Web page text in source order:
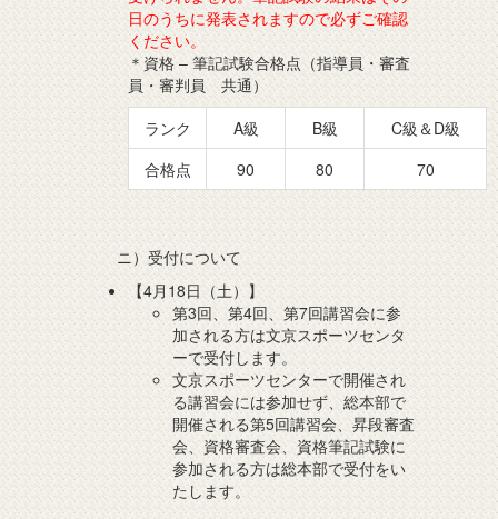
日のうちに発表されますので必ずご確認
ください。
＊資格 – 筆記試験合格点（指導員・審査
員・審判員 共通）
ランク
A級 B級
C級＆D級
合格点
90 80 70
ニ）受付について
【4月18日（土）】
第3回、第4回、第7回講習会に参
加される方は文京スポーツセンタ
ーで受付します。
文京スポーツセンターで開催され
る講習会には参加せず、総本部で
開催される第5回講習会、昇段審査
会、資格審査会、資格筆記試験に
参加される方は総本部で受付をい
たします。